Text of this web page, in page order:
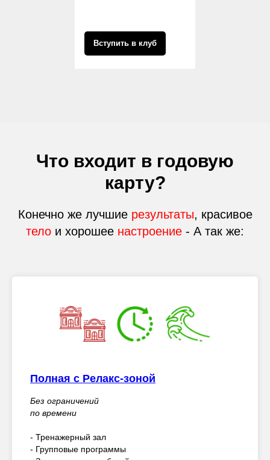
Вступить в клуб
Что входит в годовую
карту?
Конечно же лучшие результаты, красивое
тело и хорошее настроение - А так же:
Полная с Релакс-зоной
Без ограничений
по времени
- Тренажерный зал
- Групповые программы